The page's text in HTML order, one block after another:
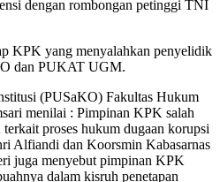
dengan rombongan petinggi TNI
KPK yang menyalahkan penyelidik
dan PUKAT UGM.
(PUSaKO) Fakultas Hukum
menilai : Pimpinan KPK salah
proses hukum dugaan korupsi
Alfiandi dan Koorsmin Kabasarnas
juga menyebut pimpinan KPK
dalam kisruh penetapan